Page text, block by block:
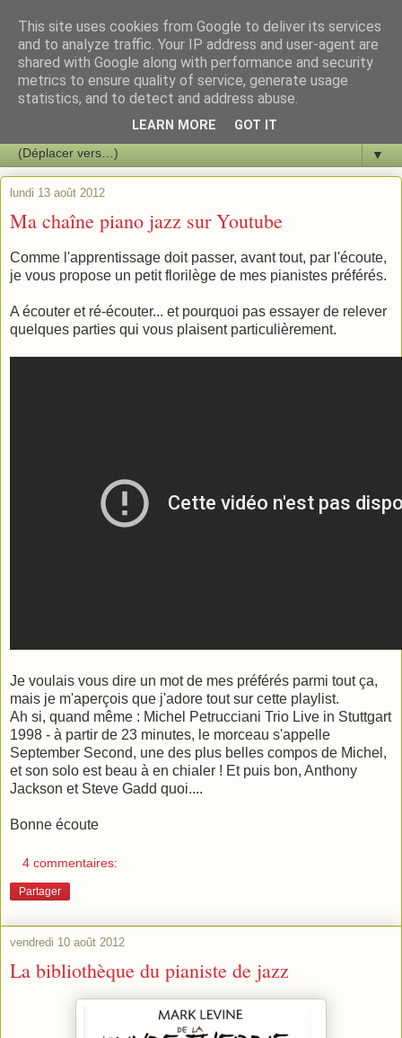
▼
lundi 13 août 2012
Ma chaîne piano jazz sur Youtube
Comme l'apprentissage doit passer, avant tout, par l'écoute,
je vous propose un petit florilège de mes pianistes préférés.
A écouter et ré-écouter... et pourquoi pas essayer de relever
quelques parties qui vous plaisent particulièrement.
Je voulais vous dire un mot de mes préférés parmi tout ça,
mais je m'aperçois que j'adore tout sur cette playlist.
Ah si, quand même : Michel Petrucciani Trio Live in Stuttgart
1998 - à partir de 23 minutes, le morceau s'appelle
September Second, une des plus belles compos de Michel,
et son solo est beau à en chialer ! Et puis bon, Anthony
Jackson et Steve Gadd quoi....
Bonne écoute
4 commentaires:
Partager
vendredi 10 août 2012
La bibliothèque du pianiste de jazz
This site uses cookies from Google to deliver its services
and to analyze traffic. Your IP address and user-agent are
shared with Google along with performance and security
metrics to ensure quality of service, generate usage
statistics, and to detect and address abuse.
LEARN MORE GOT IT